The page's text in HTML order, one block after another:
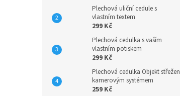
Plechová uliční cedule s
vlastním textem
299 Kč
Plechová cedulka s vaším
vlastním potiskem
299 Kč
Plechová cedulka Objekt střežen
kamerovým systémem
259 Kč